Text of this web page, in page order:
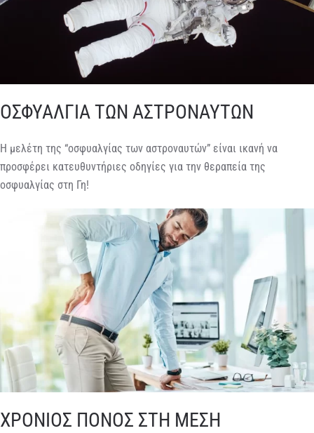
ΟΣΦΥΑΛΓΙΑ ΤΩΝ ΑΣΤΡΟΝΑΥΤΩΝ
Η μελέτη της “οσφυαλγίας των αστροναυτών” είναι ικανή να
προσφέρει κατευθυντήριες οδηγίες για την θεραπεία της
οσφυαλγίας στη Γη!
ΧΡΟΝΙΟΣ ΠΟΝΟΣ ΣΤΗ ΜΕΣΗ